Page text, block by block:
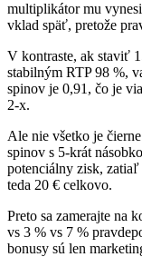
multiplikátor mu
vklad späť, pretože
V kontraste, ak staviť
stabilným RTP 98 %,
spinov je 0,91, čo je
2‑x.
Ale nie všetko je
spinov s 5‑krát
potenciálny zisk, zatiaľ
teda 20 € celkovo.
Preto sa zamerajte na
vs 3 % vs 7 %
bonusy sú len